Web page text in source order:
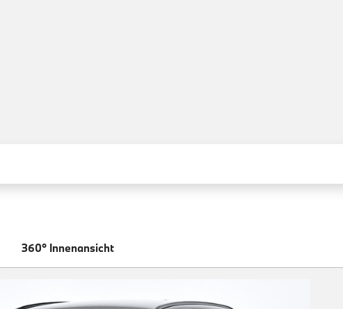
360° Innenansicht